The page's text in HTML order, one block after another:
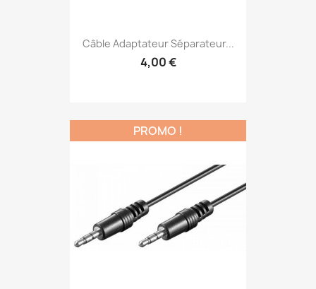
Câble Adaptateur Séparateur...
4,00 €
PROMO !